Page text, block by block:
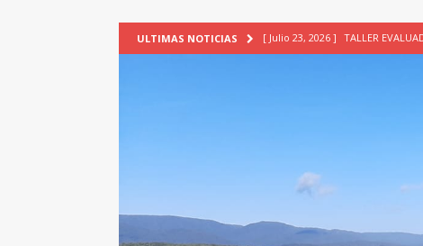
ULTIMAS NOTICIAS [ Julio 23, 2026 ] TALLER
[ Agosto 7, 2026 ]